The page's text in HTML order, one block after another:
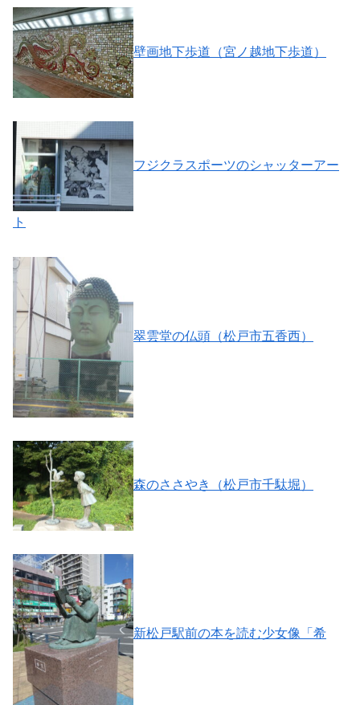
壁画地下歩道（宮ノ越地下歩道）
フジクラスポーツのシャッターアー
ト
翠雲堂の仏頭（松戸市五香西）
森のささやき（松戸市千駄堀）
新松戸駅前の本を読む少女像「希